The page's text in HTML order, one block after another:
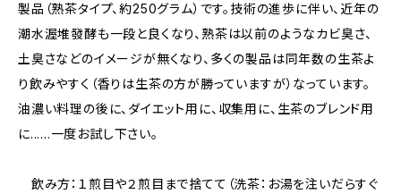
製品（熟茶タイプ、約250グラム）です。技術の進歩に伴い、近年の
潮水渥堆發酵も一段と良くなり、熟茶は以前のようなカビ臭さ、
土臭さなどのイメージが無くなり、多くの製品は同年数の生茶よ
り飲みやすく（香りは生茶の方が勝っていますが）なっています。
油濃い料理の後に、ダイエット用に、収集用に、生茶のブレンド用
に......一度お試し下さい。
飲み方：１煎目や２煎目まで捨てて（洗茶：お湯を注いだらすぐ